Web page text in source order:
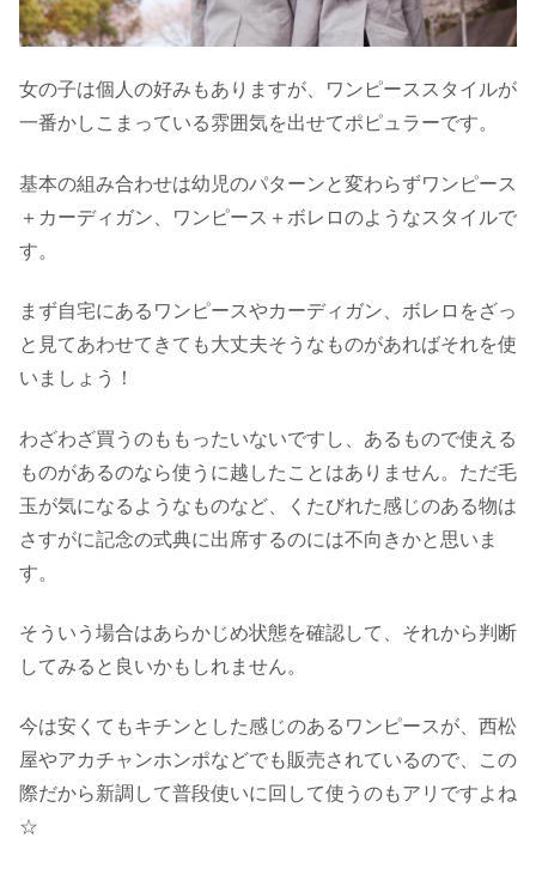
女の子は個人の好みもありますが、ワンピーススタイルが
一番かしこまっている雰囲気を出せてポピュラーです。
基本の組み合わせは幼児のパターンと変わらずワンピース
＋カーディガン、ワンピース＋ボレロのようなスタイルで
す。
まず自宅にあるワンピースやカーディガン、ボレロをざっ
と見てあわせてきても大丈夫そうなものがあればそれを使
いましょう！
わざわざ買うのももったいないですし、あるもので使える
ものがあるのなら使うに越したことはありません。ただ毛
玉が気になるようなものなど、くたびれた感じのある物は
さすがに記念の式典に出席するのには不向きかと思いま
す。
そういう場合はあらかじめ状態を確認して、それから判断
してみると良いかもしれません。
今は安くてもキチンとした感じのあるワンピースが、西松
屋やアカチャンホンポなどでも販売されているので、この
際だから新調して普段使いに回して使うのもアリですよね
☆